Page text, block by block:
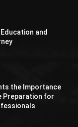
Education and
the Importance
Preparation for